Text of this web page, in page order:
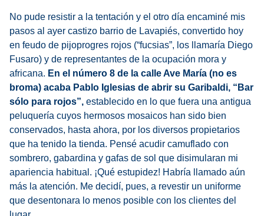
No pude resistir a la tentación y el otro día encaminé mis
pasos al ayer castizo barrio de Lavapiés, convertido hoy
en feudo de pijoprogres rojos (“fucsias”, los llamaría Diego
Fusaro) y de representantes de la ocupación mora y
africana. En el número 8 de la calle Ave María (no es
broma) acaba Pablo Iglesias de abrir su Garibaldi, “Bar
sólo para rojos”, establecido en lo que fuera una antigua
peluquería cuyos hermosos mosaicos han sido bien
conservados, hasta ahora, por los diversos propietarios
que ha tenido la tienda. Pensé acudir camuflado con
sombrero, gabardina y gafas de sol que disimularan mi
apariencia habitual. ¡Qué estupidez! Habría llamado aún
más la atención. Me decidí, pues, a revestir un uniforme
que desentonara lo menos posible con los clientes del